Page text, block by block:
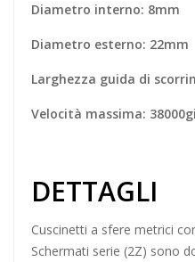
Diametro interno: 8mm
Diametro esterno: 22mm
Larghezza guida di
Velocità massima:
DETTAGLI
Cuscinetti a sfere metrici
Schermati serie (2Z) sono